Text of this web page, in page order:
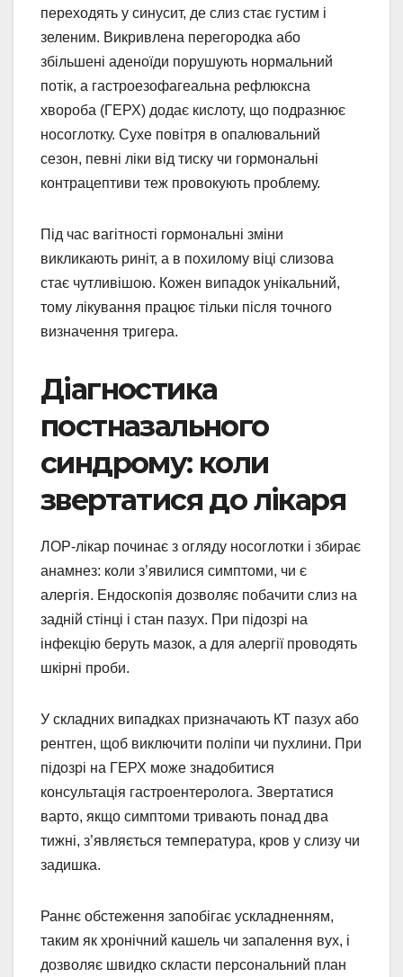
переходять у синусит, де слиз стає густим і
зеленим. Викривлена перегородка або
збільшені аденоїди порушують нормальний
потік, а гастроезофагеальна рефлюксна
хвороба (ГЕРХ) додає кислоту, що подразнює
носоглотку. Сухе повітря в опалювальний
сезон, певні ліки від тиску чи гормональні
контрацептиви теж провокують проблему.
Під час вагітності гормональні зміни
викликають риніт, а в похилому віці слизова
стає чутливішою. Кожен випадок унікальний,
тому лікування працює тільки після точного
визначення тригера.
Діагностика
постназального
синдрому: коли
звертатися до лікаря
ЛОР-лікар починає з огляду носоглотки і збирає
анамнез: коли з’явилися симптоми, чи є
алергія. Ендоскопія дозволяє побачити слиз на
задній стінці і стан пазух. При підозрі на
інфекцію беруть мазок, а для алергії проводять
шкірні проби.
У складних випадках призначають КТ пазух або
рентген, щоб виключити поліпи чи пухлини. При
підозрі на ГЕРХ може знадобитися
консультація гастроентеролога. Звертатися
варто, якщо симптоми тривають понад два
тижні, з’являється температура, кров у слизу чи
задишка.
Раннє обстеження запобігає ускладненням,
таким як хронічний кашель чи запалення вух, і
дозволяє швидко скласти персональний план